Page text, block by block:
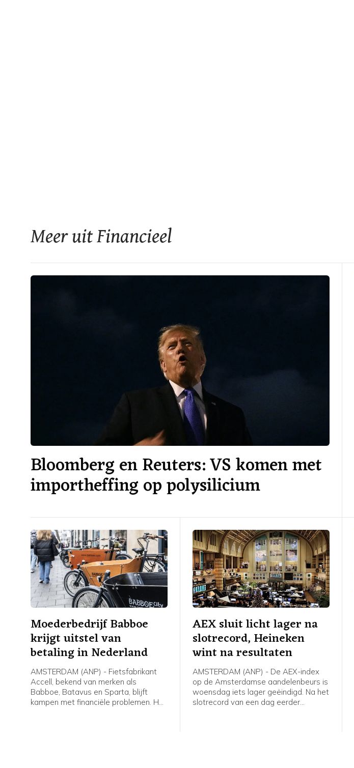
Meer uit Financieel
Bloomberg en Reuters: VS komen met
importheffing op polysilicium
Moederbedrijf Babboe
krijgt uitstel van
betaling in Nederland
AMSTERDAM (ANP) - Fietsfabrikant
Accell, bekend van merken als
Babboe, Batavus en Sparta, blijft
kampen met financiële problemen. Het
AEX sluit licht lager na
slotrecord, Heineken
wint na resultaten
AMSTERDAM (ANP) - De AEX-index
op de Amsterdamse aandelenbeurs is
woensdag iets lager geëindigd. Na het
slotrecord van een dag eerder